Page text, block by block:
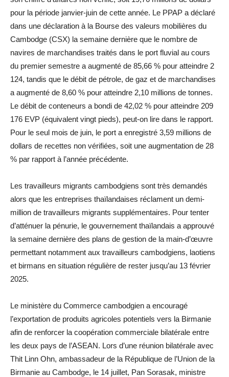
pour la période janvier-juin de cette année. Le PPAP a déclaré
dans une déclaration à la Bourse des valeurs mobilières du
Cambodge (CSX) la semaine dernière que le nombre de
navires de marchandises traités dans le port fluvial au cours
du premier semestre a augmenté de 85,66 % pour atteindre 2
124, tandis que le débit de pétrole, de gaz et de marchandises
a augmenté de 8,60 % pour atteindre 2,10 millions de tonnes.
Le débit de conteneurs a bondi de 42,02 % pour atteindre 209
176 EVP (équivalent vingt pieds), peut-on lire dans le rapport.
Pour le seul mois de juin, le port a enregistré 3,59 millions de
dollars de recettes non vérifiées, soit une augmentation de 28
% par rapport à l’année précédente.
Les travailleurs migrants cambodgiens sont très demandés
alors que les entreprises thaïlandaises réclament un demi-
million de travailleurs migrants supplémentaires. Pour tenter
d’atténuer la pénurie, le gouvernement thaïlandais a approuvé
la semaine dernière des plans de gestion de la main-d’œuvre
permettant notamment aux travailleurs cambodgiens, laotiens
et birmans en situation régulière de rester jusqu’au 13 février
2025.
Le ministère du Commerce cambodgien a encouragé
l’exportation de produits agricoles potentiels vers la Birmanie
afin de renforcer la coopération commerciale bilatérale entre
les deux pays de l’ASEAN. Lors d’une réunion bilatérale avec
Thit Linn Ohn, ambassadeur de la République de l’Union de la
Birmanie au Cambodge, le 14 juillet, Pan Sorasak, ministre